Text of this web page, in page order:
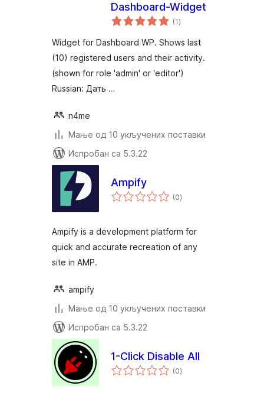
Dashboard-Widget
(1укупних
оцена
)
Widget for Dashboard WP. Shows last
(10) registered users and their activity.
(shown for role 'admin' or 'editor')
Russian: Дать …
n4me
Мање од 10 укључених поставки
Испробан са 5.3.22
Ampify
(0укупних
оцена
)
Ampify is a development platform for
quick and accurate recreation of any
site in AMP.
ampify
Мање од 10 укључених поставки
Испробан са 5.3.22
1-Click Disable All
(0укупних
оцена
)